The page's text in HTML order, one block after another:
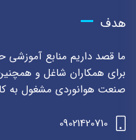
هدف
ما قصد داریم منابع آموزشی
برای همکاران شاغل و
صنعت هوانوردی مشغول به
09021420710